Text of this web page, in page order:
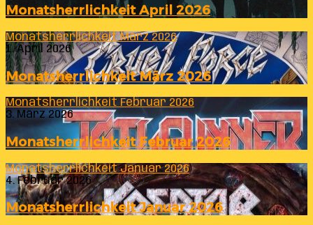
Monatsherrlichkeit April 2026
Monatsherrlichkeit März 2026
1. April 2026
Monatsherrlichkeit März 2026
Monatsherrlichkeit Februar 2026
3. März 2026
Monatsherrlichkeit Februar 2026
Monatsherrlichkeit Januar 2026
4. Februar 2026
Monatsherrlichkeit Januar 2026